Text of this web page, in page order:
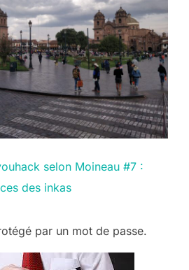
selon Moineau #7 :
des inkas
par un mot de passe.